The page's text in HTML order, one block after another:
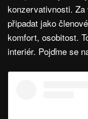
konzervativnosti.
připadat jako
komfort, osobitost.
interiér. Pojďme se